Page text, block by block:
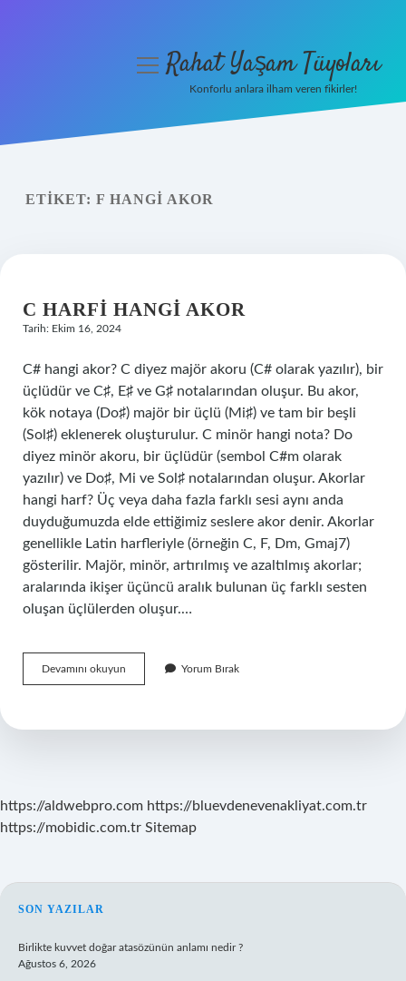
Yasal Uyarı
menüyüRahat Yaşam Tüyoları
Konforlu anlara ilham veren fikirler!
ETIKET: F HANGI AKOR
C HARFI HANGI AKOR
Tarih: Ekim 16, 2024
C# hangi akor? C diyez majör akoru (C# olarak yazılır), bir
üçlüdür ve C♯, E♯ ve G♯ notalarından oluşur. Bu akor,
kök notaya (Do♯) majör bir üçlü (Mi♯) ve tam bir beşli
(Sol♯) eklenerek oluşturulur. C minör hangi nota? Do
diyez minör akoru, bir üçlüdür (sembol C#m olarak
yazılır) ve Do♯, Mi ve Sol♯ notalarından oluşur. Akorlar
hangi harf? Üç veya daha fazla farklı sesi aynı anda
duyduğumuzda elde ettiğimiz seslere akor denir. Akorlar
genellikle Latin harfleriyle (örneğin C, F, Dm, Gmaj7)
gösterilir. Majör, minör, artırılmış ve azaltılmış akorlar;
aralarında ikişer üçüncü aralık bulunan üç farklı sesten
oluşan üçlülerden oluşur.…
Devamını okuyun
Harfi
Yorum Bırak
https://aldwebpro.com https://bluevdenevenakliyat.com.tr
https://mobidic.com.tr Sitemap
SIDEBAR
SON YAZILAR
Birlikte kuvvet doğar atasözünün anlamı nedir ?
Ağustos 6, 2026